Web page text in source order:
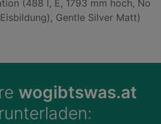
(488 l, E, 1793 mm hoch, No
Gentle Silver Matt)
wogibtswas.at